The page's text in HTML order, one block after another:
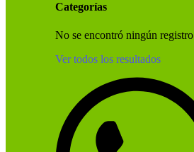
Categorías
No se encontró ningún registro
Ver todos los resultados